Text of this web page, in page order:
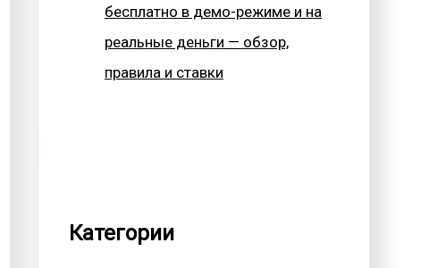
бесплатно в демо-режиме и на
реальные деньги — обзор,
правила и ставки
Категории